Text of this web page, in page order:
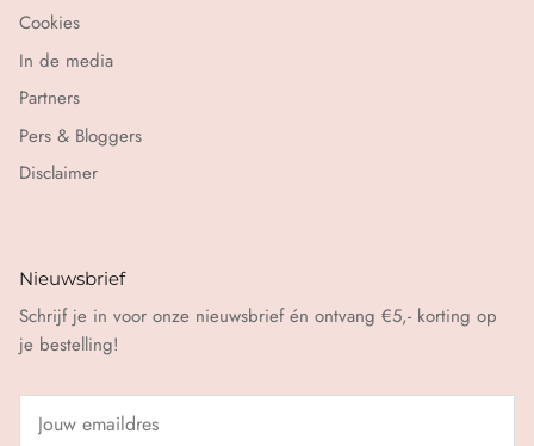
Cookies
In de media
Partners
Pers & Bloggers
Disclaimer
Nieuwsbrief
Schrijf je in voor onze nieuwsbrief én ontvang €5,- korting op
je bestelling!